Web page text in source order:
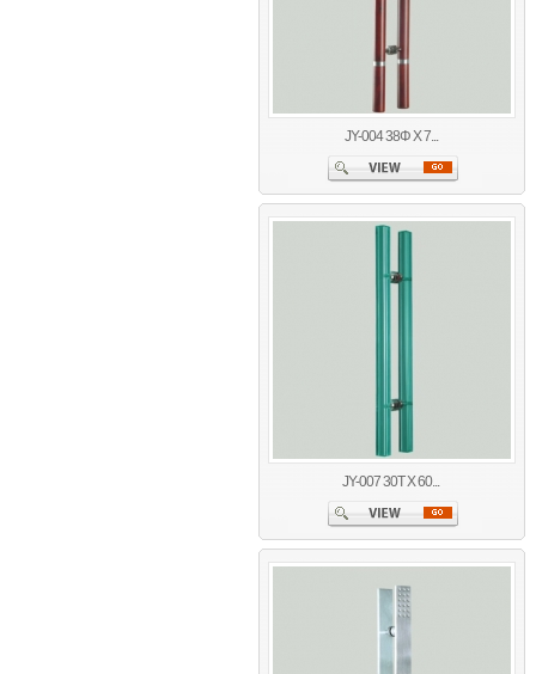
JY-004 38Φ X 7...
JY-007 30T X 60...